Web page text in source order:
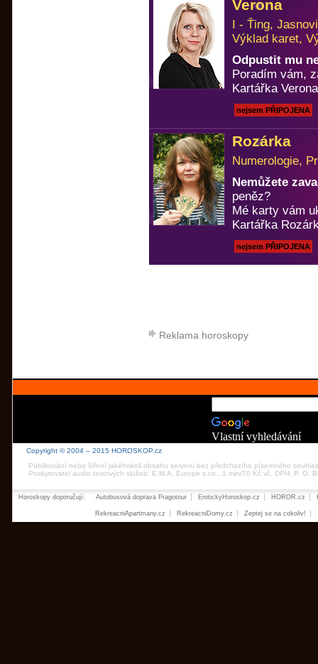
Verona
I - Ťing,
Výklad karet,
Odpustit mu
Poradím vám,
Kartářka Verona
nejsem PŘIPOJENA
Rozárka
Numerologie,
Nemůžete
peněz?
Mé karty vám
Kartářka
nejsem PŘIPOJENA
Reklama horoskopy
Vlastní vyhledávání
Copyright © 2004 – 2015 HOROSKOP.cz
Publikování nebo šíření jakéhokoli obsahu serveru bez předchozího písemného
Poskytovatel audio textových služeb: E.M.A. Europe s.r.o., 1 min/70 Kč vč. DPH, P. O.
Horoskopy doporučují: Autobusová doprava Pragotour ErotickyHoroskop.cz HOROR.cz
RekreacniApartmany.cz RekreacniDomy.cz Zeptej se na cokoliv!